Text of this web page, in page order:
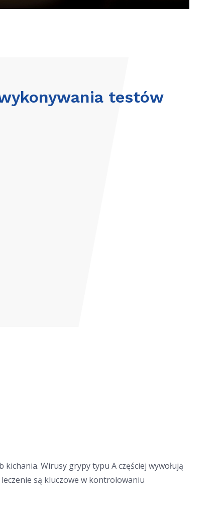
testów
Wirusy grypy typu A częściej wywołują
są kluczowe w kontrolowaniu